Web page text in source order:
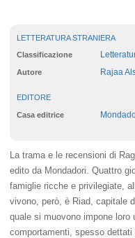
LETTERATURA STRANIERA
Classificazione
Autore Rajaa
EDITORE
Casa editrice
La trama e le recensioni di
edito da Mondadori. Quattro
famiglie ricche e privilegiate,
vivono, però, è Riad, capitale
quale si muovono impone loro
comportamenti, spesso